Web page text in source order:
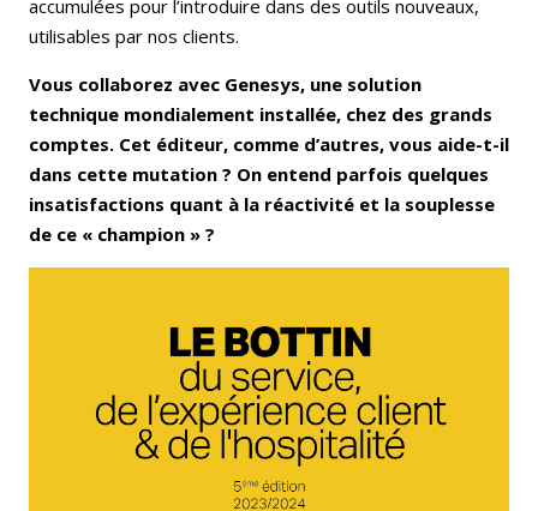
accumulées pour l’introduire dans des outils nouveaux,
utilisables par nos clients.
Vous collaborez avec Genesys, une solution
technique mondialement installée, chez des grands
comptes. Cet éditeur, comme d’autres, vous aide-t-il
dans cette mutation ? On entend parfois quelques
insatisfactions quant à la réactivité et la souplesse
de ce « champion » ?